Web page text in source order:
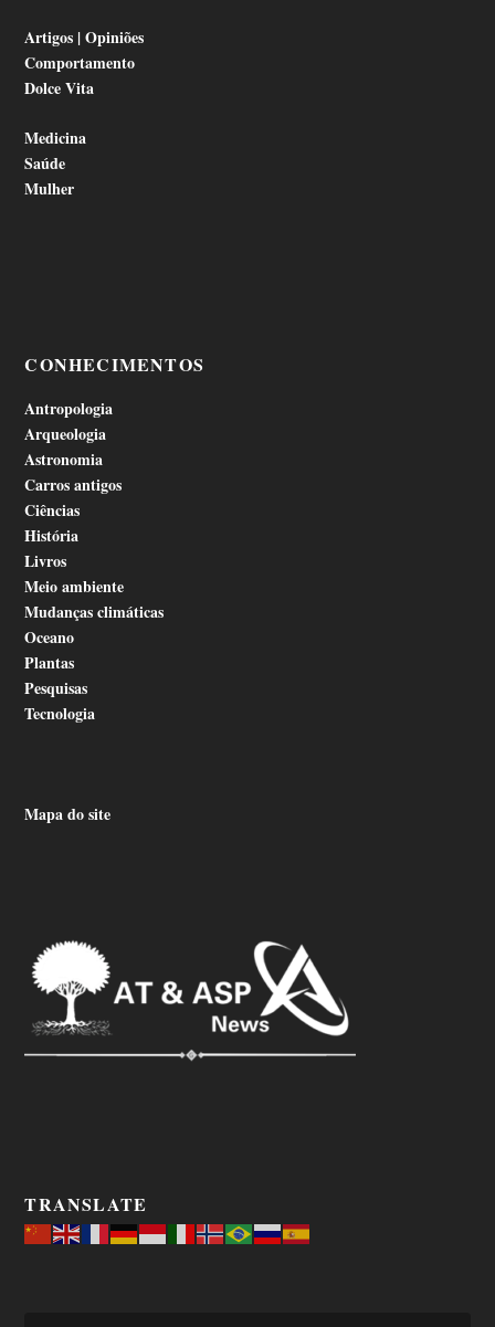
Artigos | Opiniões
Comportamento
Dolce Vita
Medicina
Saúde
Mulher
CONHECIMENTOS
Antropologia
Arqueologia
Astronomia
Carros antigos
Ciências
História
Livros
Meio ambiente
Mudanças climáticas
Oceano
Plantas
Pesquisas
Tecnologia
Mapa do site
TRANSLATE